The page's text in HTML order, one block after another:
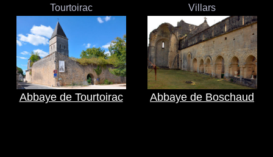
Tourtoirac
Abbaye de Tourtoirac
Villars
Abbaye de Boschaud